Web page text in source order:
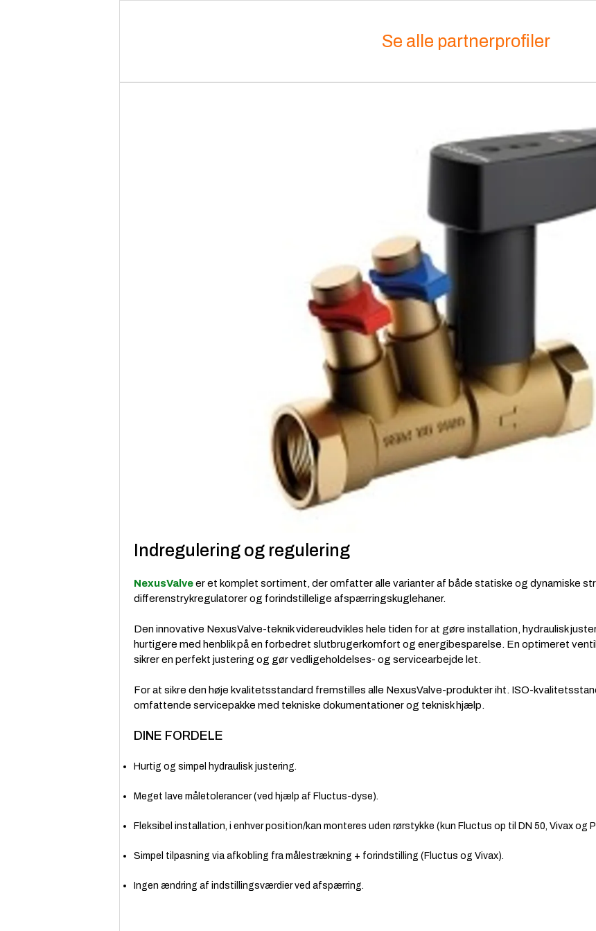
Se alle partnerprofiler
Indregulering og regulering
NexusValveer et komplet sortiment, der omfatter alle varianter af både statiske og dynamiske
differenstrykregulatorer og forindstillelige afspærringskuglehaner.
Den innovative NexusValve-teknik videreudvikles hele tiden for at gøre installation, hydraulisk
hurtigere med henblik på en forbedret slutbrugerkomfort og energibesparelse. En optimeret
sikrer en perfekt justering og gør vedligeholdelses- og servicearbejde let.
For at sikre den høje kvalitetsstandard fremstilles alle NexusValve-produkter iht. ISO-
omfattende servicepakke med tekniske dokumentationer og teknisk hjælp.
DINE FORDELE
Hurtig og simpel hydraulisk justering.
Meget lave måletolerancer (ved hjælp af Fluctus-dyse).
Fleksibel installation, i enhver position/kan monteres uden rørstykke (kun Fluctus op til DN 50, Vivax og
Simpel tilpasning via afkobling fra målestrækning + forindstilling (Fluctus og Vivax).
Ingen ændring af indstillingsværdier ved afspærring.